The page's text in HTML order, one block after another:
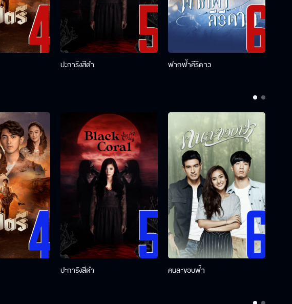
ปะการังสีดำ ฟากฟ้าคีรีดาว
ปะการังสีดำ คนละขอบฟ้า